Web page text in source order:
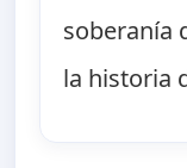
soberanía
la historia